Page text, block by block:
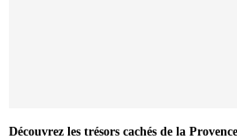
Découvrez les trésors cachés de la